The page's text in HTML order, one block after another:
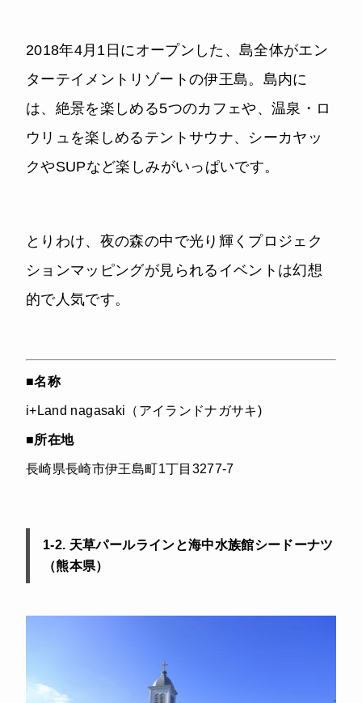
2018年4月1日にオープンした、島全体がエン
ターテイメントリゾートの伊王島。島内に
は、絶景を楽しめる5つのカフェや、温泉・ロ
ウリュを楽しめるテントサウナ、シーカヤッ
クやSUPなど楽しみがいっぱいです。
とりわけ、夜の森の中で光り輝くプロジェク
ションマッピングが見られるイベントは幻想
的で人気です。
■名称
i+Land nagasaki（アイランドナガサキ)
■所在地
長崎県長崎市伊王島町1丁目3277-7
1-2. 天草パールラインと海中水族館シードーナツ
（熊本県）